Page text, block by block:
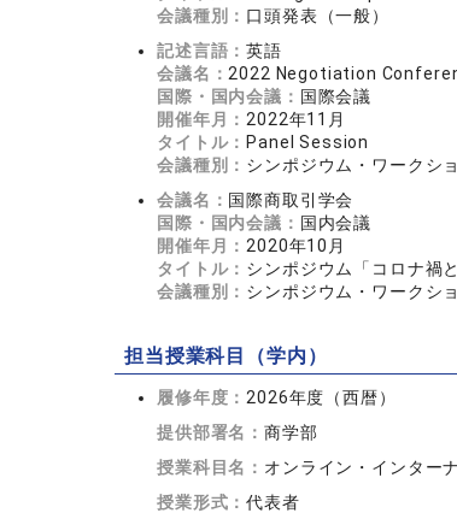
会議種別： 口頭発表（一般）
記述言語：英語
会議名： 2022 Negotiation
国際・国内会議： 国際会議
開催年月： 2022年11月
タイトル： Panel Session
会議種別： シンポジウム・ワークシ
会議名： 国際商取引学会
国際・国内会議： 国内会議
開催年月： 2020年10月
タイトル： シンポジウム「コロナ禍
会議種別： シンポジウム・ワークシ
担当授業科目（学内）
履修年度： 2026年度（西暦）
提供部署名：商学部
授業科目名： オンライン・インター
授業形式：代表者